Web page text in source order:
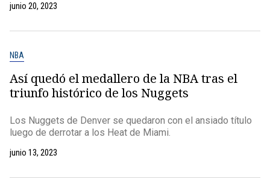
junio 20, 2023
NBA
Así quedó el medallero de la NBA tras el
triunfo histórico de los Nuggets
Los Nuggets de Denver se quedaron con el ansiado título
luego de derrotar a los Heat de Miami.
junio 13, 2023